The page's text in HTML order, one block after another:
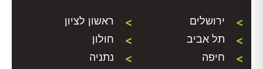
ירושלים
ראשון לציון
תל אביב
חולון
חיפה
נתניה